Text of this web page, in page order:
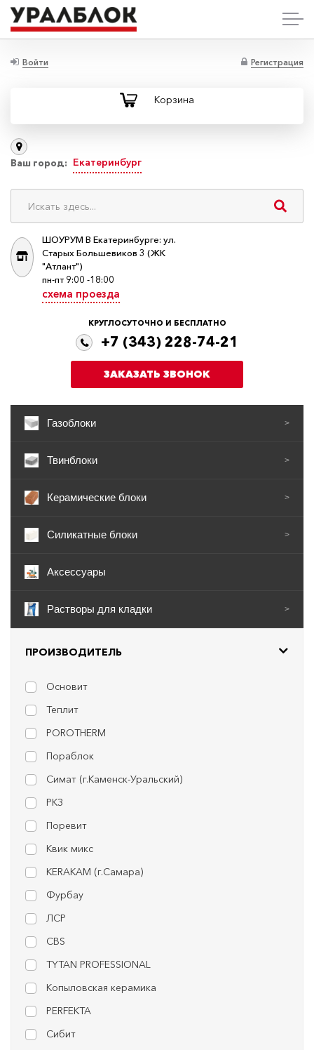
Войти Регистрация
Корзина
Ваш город: Екатеринбург
ШОУРУМ В Екатеринбурге: ул.
Старых Большевиков 3 (ЖК
"Атлант")
пн-пт 9:00 -18:00
схема проезда
КРУГЛОСУТОЧНО И БЕСПЛАТНО
+7 (343) 228-74-21
ЗАКАЗАТЬ ЗВОНОК
Газоблоки >
Твинблоки >
Керамические блоки >
Силикатные блоки >
Аксессуары
Растворы для кладки >
ПРОИЗВОДИТЕЛЬ
Основит
Теплит
POROTHERM
Пораблок
Симат (г.Каменск-Уральский)
РКЗ
Поревит
Квик микс
KERAKAM (г.Самара)
Фурбау
ЛСР
CBS
TYTAN PROFESSIONAL
Копыловская керамика
PERFEKTA
Сибит